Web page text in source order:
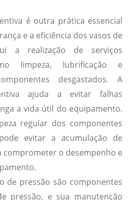
é outra prática essencial
e a eficiência dos vasos de
a realização de serviços
limpeza, lubrificação e
desgastados. A
ajuda a evitar falhas
a vida útil do equipamento.
regular dos componentes
evitar a acumulação de
comprometer o desempenho e
de pressão são componentes
pressão, e sua manutenção